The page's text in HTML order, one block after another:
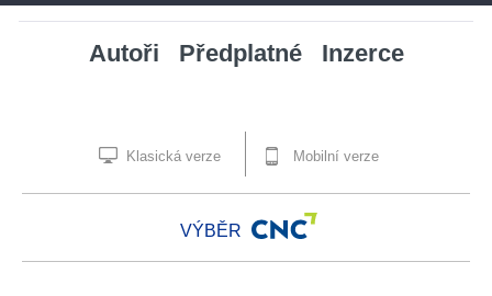
Autoři Předplatné Inzerce
Klasická verze Mobilní verze
VÝBĚR